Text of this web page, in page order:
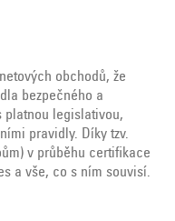
obchodů, že
bezpečného a
platnou legislativou,
pravidly. Díky tzv.
v průběhu certifikace
a vše, co s ním souvisí.